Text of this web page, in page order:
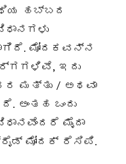
ಹಬ್ಬದ
ಮೋದಕವನ್ನ
ಇದು
ಮತ್ತು / ಅಥವಾ
ಅಂತಹ ಒಂದು
ಮೈದಾ
ಮೋದಕ್ ರೆಸಿಪಿ.